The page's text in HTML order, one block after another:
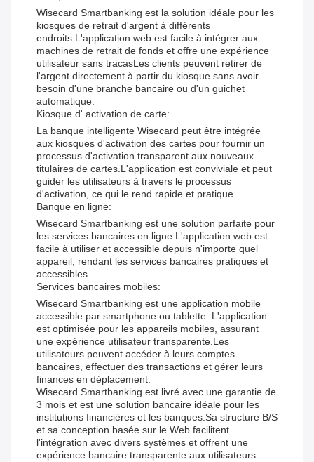
Wisecard Smartbanking est la solution idéale pour les
kiosques de retrait d'argent à différents
endroits.L'application web est facile à intégrer aux
machines de retrait de fonds et offre une expérience
utilisateur sans tracasLes clients peuvent retirer de
l'argent directement à partir du kiosque sans avoir
besoin d'une branche bancaire ou d'un guichet
automatique.
Kiosque d' activation de carte:
La banque intelligente Wisecard peut être intégrée
aux kiosques d'activation des cartes pour fournir un
processus d'activation transparent aux nouveaux
titulaires de cartes.L'application est conviviale et peut
guider les utilisateurs à travers le processus
d'activation, ce qui le rend rapide et pratique.
Banque en ligne:
Wisecard Smartbanking est une solution parfaite pour
les services bancaires en ligne.L'application web est
facile à utiliser et accessible depuis n'importe quel
appareil, rendant les services bancaires pratiques et
accessibles.
Services bancaires mobiles:
Wisecard Smartbanking est une application mobile
accessible par smartphone ou tablette. L'application
est optimisée pour les appareils mobiles, assurant
une expérience utilisateur transparente.Les
utilisateurs peuvent accéder à leurs comptes
bancaires, effectuer des transactions et gérer leurs
finances en déplacement.
Wisecard Smartbanking est livré avec une garantie de
3 mois et est une solution bancaire idéale pour les
institutions financières et les banques.Sa structure B/S
et sa conception basée sur le Web facilitent
l'intégration avec divers systèmes et offrent une
expérience bancaire transparente aux utilisateurs..